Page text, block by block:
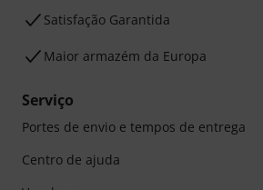
Satisfação Garantida
Maior armazém da Europa
Serviço
Portes de envio e tempos de entrega
Centro de ajuda